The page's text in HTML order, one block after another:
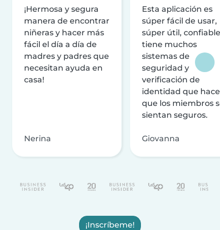
¡Hermosa y segura
manera de encontrar
niñeras y hacer más
fácil el día a día de
madres y padres que
necesitan ayuda en
casa!
Nerina
Esta aplicación es
súper fácil de usar,
súper útil,
tiene muchos
sistemas de
seguridad y
verificación de
identidad que
que los miembros
sientan seguros.
Giovanna
¡Inscríbeme!